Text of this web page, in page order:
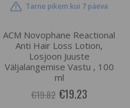
Tarne pikem kui 7 päeva
ACM Novophane Reactional
Anti Hair Loss Lotion,
Losjoon Juuste
Väljalangemise Vastu , 100
ml
€19.82 €19.23